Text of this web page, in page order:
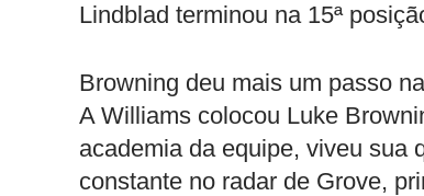
Lindblad terminou na 15ª
Browning deu mais um passo
A Williams colocou Luke
academia da equipe, viveu
constante no radar de Grove,